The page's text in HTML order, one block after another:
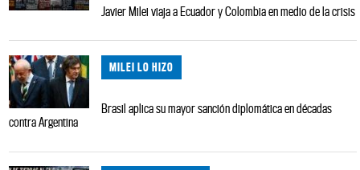
Javier Milei viaja a Ecuador y Colombia en medio de la crisis
MILEI LO HIZO
Brasil aplica su mayor sanción diplomática en décadas
contra Argentina